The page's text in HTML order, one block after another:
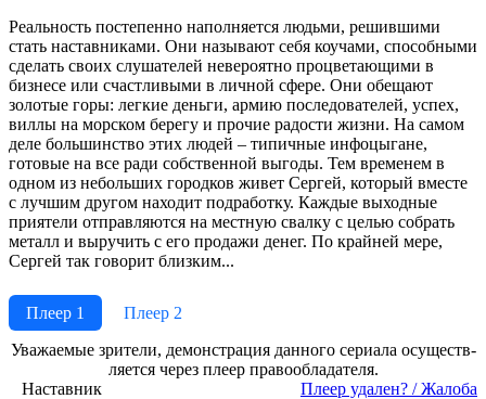
Реальность постепенно наполняется людьми, решившими
стать наставниками. Они называют себя коучами, способными
сделать своих слушателей невероятно процветающими в
бизнесе или счастливыми в личной сфере. Они обещают
золотые горы: легкие деньги, армию последователей, успех,
виллы на морском берегу и прочие радости жизни. На самом
деле большинство этих людей – типичные инфоцыгане,
готовые на все ради собственной выгоды. Тем временем в
одном из небольших городков живет Сергей, который вместе
с лучшим другом находит подработку. Каждые выходные
приятели отправляются на местную свалку с целью собрать
металл и выручить с его продажи денег. По крайней мере,
Сергей так говорит близким...
Плеер 1
Плеер 2
Ува­жае­мые зри­те­ли, де­мон­ст­ра­ция дан­но­го се­риа­ла осу­ще­ст­в­
ля­ет­ся че­рез пле­ер пра­во­об­ла­да­те­ля.
Наставник
Пле­ер уда­лен? / Жа­ло­ба